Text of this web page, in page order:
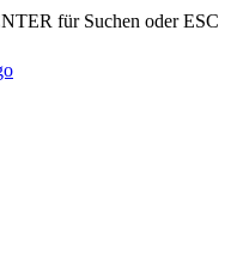
für Suchen oder ESC